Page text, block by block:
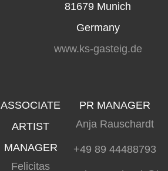
81679 Munich
Germany
www.ks-gasteig.de
ASSOCIATE
ARTIST
MANAGER
Felicitas
PR MANAGER
Anja Rauschardt
+49 89 44488793